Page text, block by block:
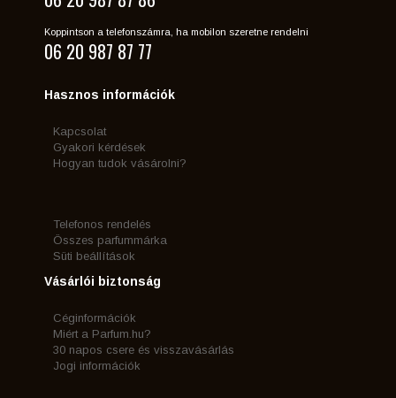
Koppintson a telefonszámra, ha mobilon szeretne rendelni
06 20 987 87 77
Hasznos információk
Kapcsolat
Gyakori kérdések
Hogyan tudok vásárolni?
Telefonos rendelés
Összes parfummárka
Süti beállítások
Vásárlói biztonság
Céginformációk
Miért a Parfum.hu?
30 napos csere és visszavásárlás
Jogi információk